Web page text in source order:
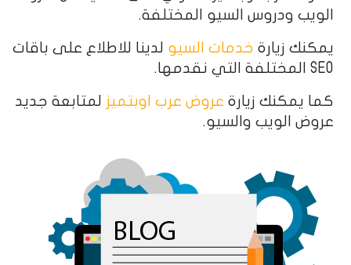
الويب ودروس السيو المختلفة.
يمكنك زيارة خدمات السيو لدينا للاطلاع على باقات
SEO المختلفة التي نقدمها.
كما يمكنك زيارة عروض عرب اوبتميز لمتابعة جديد
عروض الويب والسيو.